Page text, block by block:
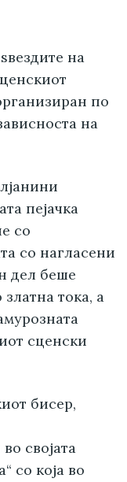
на
по
на
пејачка
со
со нагласени
дел беше
тока, а
сценски
бисер,
својата
со која во